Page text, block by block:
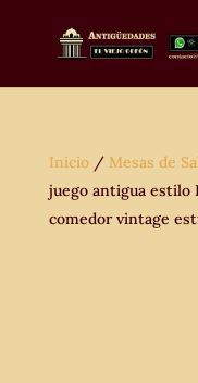
Inicio/ Mesas de
juego antigua estilo
comedor vintage